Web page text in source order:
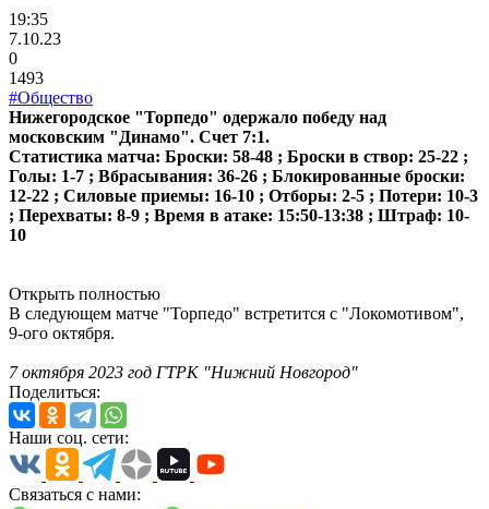
19:35
7.10.23
0
1493
#Общество
Нижегородское "Торпедо" одержало победу над
московским "Динамо". Счет 7:1.
Статистика матча: Броски: 58-48 ; Броски в створ: 25-22 ;
Голы: 1-7 ; Вбрасывания: 36-26 ; Блокированные броски:
12-22 ; Силовые приемы: 16-10 ; Отборы: 2-5 ; Потери: 10-3
; Перехваты: 8-9 ; Время в атаке: 15:50-13:38 ; Штраф: 10-
10
Открыть полностью
В следующем матче "Торпедо" встретится с "Локомотивом",
9-ого октября.
7 октября 2023 год ГТРК "Нижний Новгород"
Поделиться:
Наши соц. сети:
Связаться с нами: